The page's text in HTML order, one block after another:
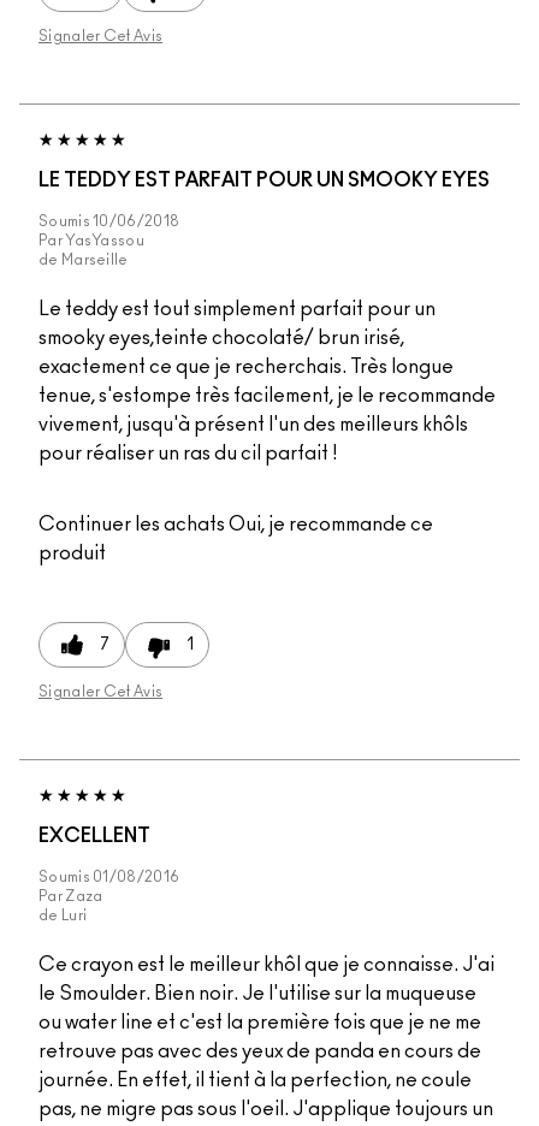
Signaler Cet Avis
LE TEDDY EST PARFAIT POUR UN SMOOKY EYES
Soumis10/06/2018
Par YasYassou
de Marseille
Le teddy est tout simplement parfait pour un
smooky eyes,teinte chocolaté/ brun irisé,
exactement ce que je recherchais. Très longue
tenue, s'estompe très facilement, je le recommande
vivement, jusqu'à présent l'un des meilleurs khôls
pour réaliser un ras du cil parfait !
Continuer les achats Oui, je recommande ce
produit
7 1
Signaler Cet Avis
EXCELLENT
Soumis 01/08/2016
Par Zaza
de
Luri
Ce crayon est le meilleur khôl que je connaisse. J'ai
le Smoulder. Bien noir. Je l'utilise sur la muqueuse
ou water line et c'est la première fois que je ne me
retrouve pas avec des yeux de panda en cours de
journée. En effet, il tient à la perfection, ne coule
pas, ne migre pas sous l'oeil. J'applique toujours un